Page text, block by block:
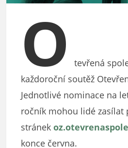
O
tevřená
každoroční soutěž
Jednotlivé nominace na
ročník mohou lidé zasílat
stránek
konce června.